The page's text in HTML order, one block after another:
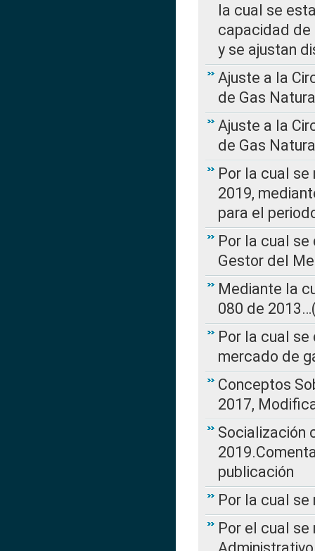
la cual se
capacidad de
y se ajustan
Ajuste a la
de Gas
Ajuste a la
de Gas
Por la cual se
2019,
para el
Por la cual
Gestor del
Mediante la
080 de
Por la cual
mercado de
Conceptos
2017,
Socialización
publicación
Por la cual se
Por el cual